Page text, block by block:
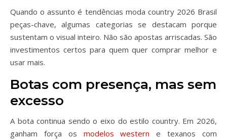
Quando o assunto é tendências moda country 2026 Brasil
peças-chave, algumas categorias se destacam porque
sustentam o visual inteiro. Não são apostas arriscadas. São
investimentos certos para quem quer comprar melhor e
usar mais.
Botas com presença, mas sem
excesso
A bota continua sendo o eixo do estilo country. Em 2026,
ganham força os modelos western e texanos com